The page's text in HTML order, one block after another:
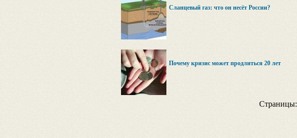
Сланцевый газ: что он несёт России?
Почему кризис может продлиться 20 лет
Страницы: